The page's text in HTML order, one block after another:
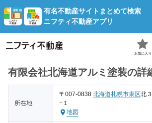
有名不動産サイトまとめて検索
ニフティ不動産アプリ
お気に入り
有限会社北海道アルミ塗装の詳
所在地
〒007-0838 北海道札幌市東区北
−１
地図